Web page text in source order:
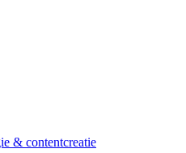
& contentcreatie